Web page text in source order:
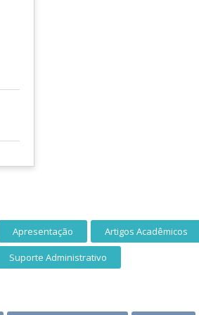
Apresentação Artigos Acadêmicos
Suporte Administrativo